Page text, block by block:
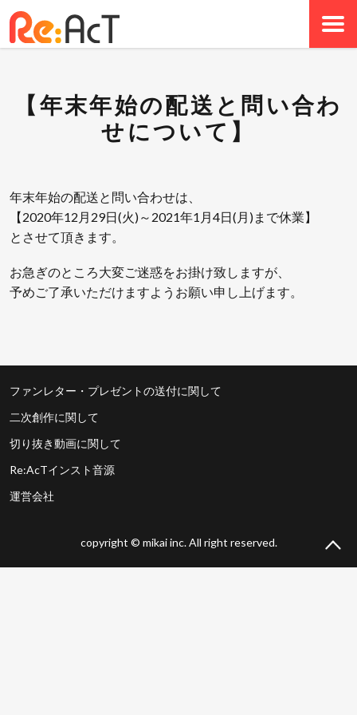
【年末年始の配送と問い合わ
せについて】
年末年始の配送と問い合わせは、
【2020年12月29日(火)～2021年1月4日(月)まで休業】
とさせて頂きます。
お急ぎのところ大変ご迷惑をお掛け致しますが、
予めご了承いただけますようお願い申し上げます。
ファンレター・プレゼントの送付に関して
二次創作に関して
切り抜き動画に関して
Re:AcTインスト音源
運営会社
copyright © mikai inc. All right reserved.